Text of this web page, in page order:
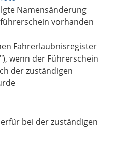
Namensänderung
vorhanden
Fahrerlaubnisregister
wenn der Führerschein
der zuständigen
bei der zuständigen